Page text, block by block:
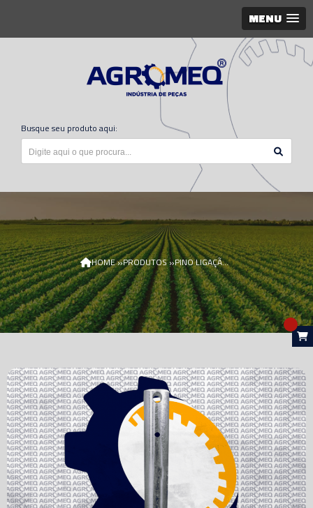
MENU
Busque seu produto aqui:
HOME»PRODUTOS» PINO LIGAÇÃO S N317982/AGR